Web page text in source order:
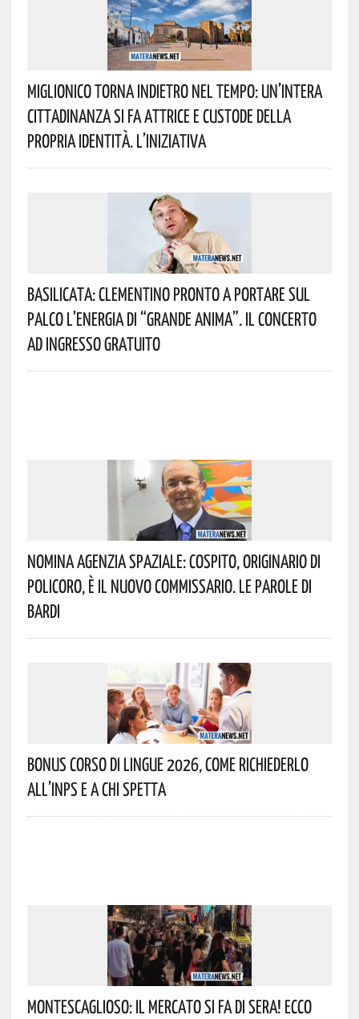
Miglionico Torna Indietro Nel Tempo: Un’intera
Cittadinanza Si Fa Attrice E Custode Della
Propria Identità. L’iniziativa
Basilicata: Clementino Pronto A Portare Sul
Palco L’energia Di “Grande Anima”. Il Concerto
Ad Ingresso Gratuito
Nomina Agenzia Spaziale: Cospito, Originario Di
Policoro, È Il Nuovo Commissario. Le Parole Di
Bardi
Bonus Corso Di Lingue 2026, Come Richiederlo
All’INPS E A Chi Spetta
Montescaglioso: Il Mercato Si Fa Di Sera! Ecco